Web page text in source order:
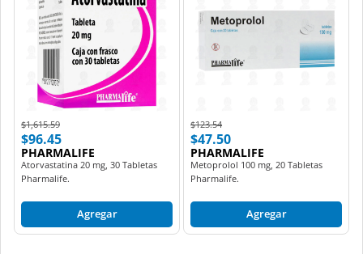
Price reduced from
$1,615.59to
$96.45
PHARMALIFE
Atorvastatina 20 mg, 30 Tabletas
Pharmalife.
Agregar
Price reduced from
$123.54to
$47.50
PHARMALIFE
Metoprolol 100 mg, 20 Tabletas
Pharmalife.
Agregar